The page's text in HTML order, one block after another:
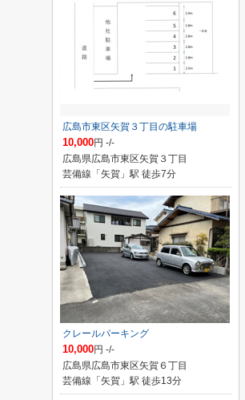
広島市東区矢賀３丁目の駐車場
10,000円 -/-
広島県広島市東区矢賀３丁目
芸備線「矢賀」駅 徒歩7分
クレールパーキング
10,000円 -/-
広島県広島市東区矢賀６丁目
芸備線「矢賀」駅 徒歩13分